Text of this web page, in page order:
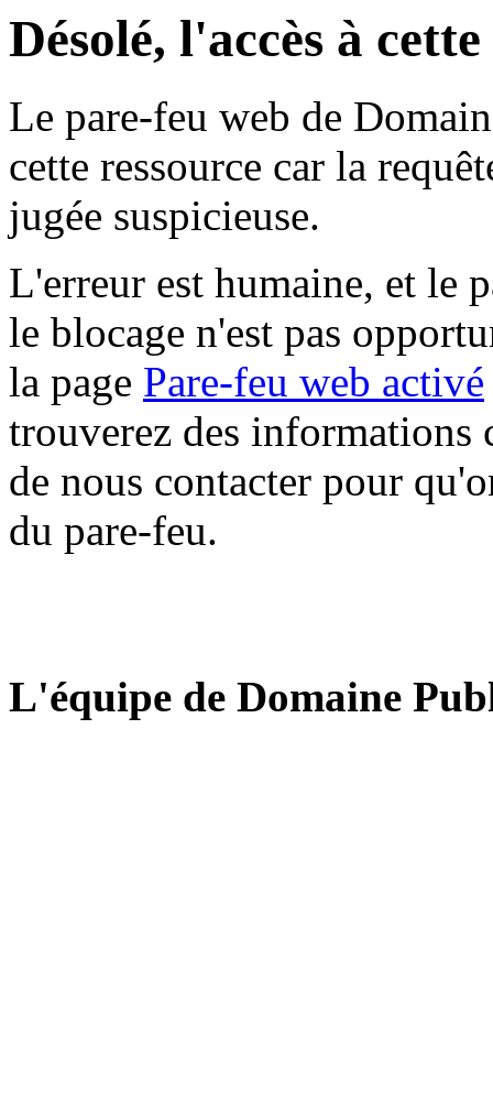
Désolé, l'accès à
Le pare-feu web de
cette ressource car la
jugée suspicieuse.
L'erreur est humaine, et le
le blocage n'est pas
la page Pare-feu web activé
trouverez des informations
de nous contacter pour
du pare-feu.
L'équipe de Domaine